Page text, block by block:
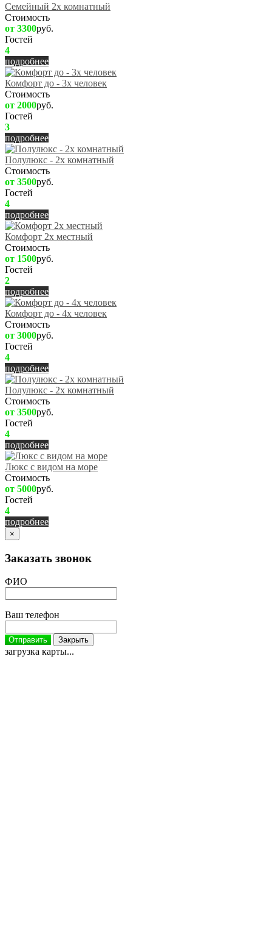
Семейный 2х комнатный
Стоимость
от 3300руб.
Гостей
4
подробнее
Комфорт до - 3х человек
Стоимость
от 2000руб.
Гостей
3
подробнее
Полулюкс - 2х комнатный
Стоимость
от 3500руб.
Гостей
4
подробнее
Комфорт 2х местный
Стоимость
от 1500руб.
Гостей
2
подробнее
Комфорт до - 4х человек
Стоимость
от 3000руб.
Гостей
4
подробнее
Полулюкс - 2х комнатный
Стоимость
от 3500руб.
Гостей
4
подробнее
Люкс с видом на море
Стоимость
от 5000руб.
Гостей
4
подробнее
×
Заказать звонок
ФИО
Ваш телефон
Отправить Закрыть
загрузка карты...